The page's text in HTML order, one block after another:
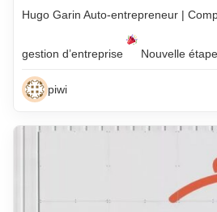
Hugo Garin Auto-entrepreneur |
gestion d’entreprise Nouvelle
piwi